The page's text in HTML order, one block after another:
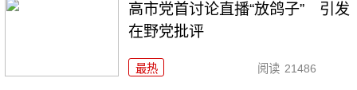
高市党首讨论直播“放鸽子” 引发
在野党批评
最热 阅读 21486